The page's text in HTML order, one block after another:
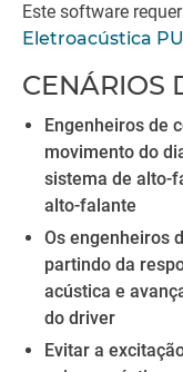
Este software requer
Eletroacústica
CENÁRIOS
Engenheiros de
movimento do
sistema de alto-
alto-falante
Os engenheiros
partindo da
acústica e
do driver
Evitar a